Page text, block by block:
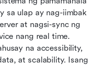
sa ulap ay nag-iimbak
at nagsi-sync ng
nang real time.
na accessibility,
at scalability. Isang